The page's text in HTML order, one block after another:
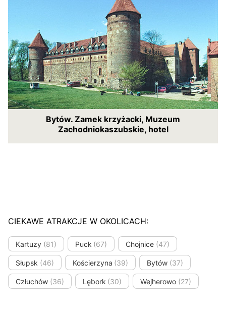
Bytów. Zamek krzyżacki, Muzeum
Zachodniokaszubskie, hotel
CIEKAWE ATRAKCJE W OKOLICACH:
Kartuzy (81) Puck (67) Chojnice (47)
Słupsk (46) Kościerzyna (39) Bytów (37)
Człuchów (36) Lębork (30) Wejherowo (27)